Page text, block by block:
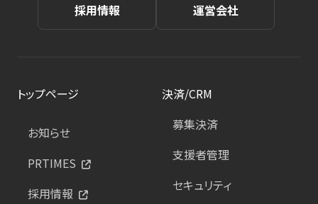
採用情報 運営会社
トップページ
お知らせ
PRTIMES
採用情報
決済/CRM
募集決済
支援者管理
セキュリティ